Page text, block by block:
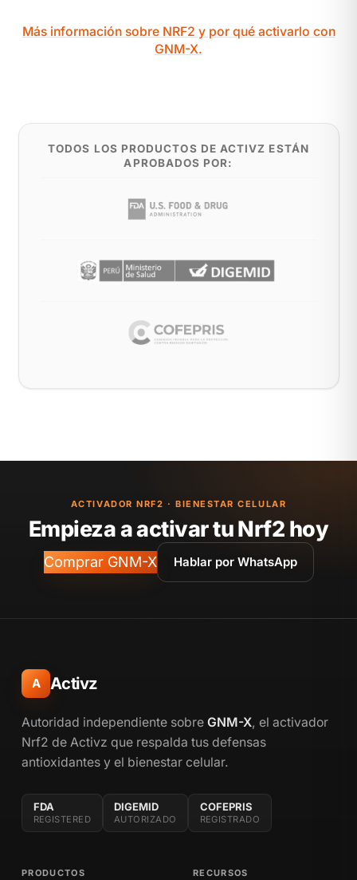
Más información sobre NRF2 y por qué activarlo con
GNM-X.
TODOS LOS PRODUCTOS DE ACTIVZ ESTÁN
APROBADOS POR:
ACTIVADOR NRF2 · BIENESTAR CELULAR
Empieza a activar tu Nrf2 hoy
Comprar GNM-X Hablar por WhatsApp
A Activz
Autoridad independiente sobre GNM-X, el activador
Nrf2 de Activz que respalda tus defensas
antioxidantes y el bienestar celular.
FDA
REGISTERED
DIGEMID
AUTORIZADO
COFEPRIS
REGISTRADO
PRODUCTOS RECURSOS